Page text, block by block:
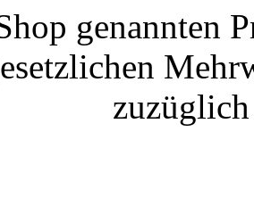
genannten